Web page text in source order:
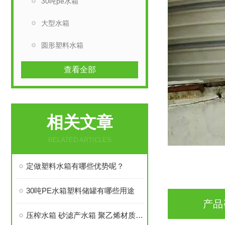
大型水箱
圆形塑料水箱
查看全部
相关文章
RELATED ARTICLES
定做塑料水箱有哪些优势呢？
30吨PE水箱塑料储罐有哪些用途
压榨水箱 砂滤产水箱 聚乙烯材质 化工药剂搅拌桶 20吨
产